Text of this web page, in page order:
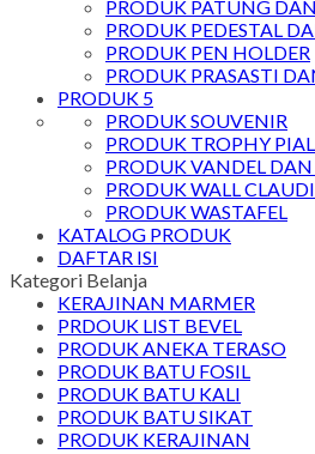
PRODUK PATUNG
PRODUK PEDESTAL
PRODUK PEN HOLDER
PRODUK PRASASTI
PRODUK 5
PRODUK SOUVENIR
PRODUK TROPHY
PRODUK VANDEL
PRODUK WALL
PRODUK WASTAFEL
KATALOG PRODUK
DAFTAR ISI
Kategori Belanja
KERAJINAN MARMER
PRDOUK LIST BEVEL
PRODUK ANEKA TERASO
PRODUK BATU FOSIL
PRODUK BATU KALI
PRODUK BATU SIKAT
PRODUK KERAJINAN